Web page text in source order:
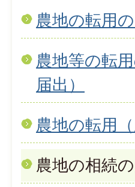
農地の転用
農地等の転
届出）
農地の転用
農地の相続